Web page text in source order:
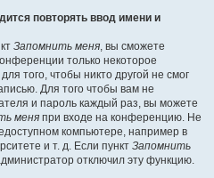
повторять ввод имени и
Запомнить меня, вы сможете
только некоторое
того, чтобы никто другой не смог
Для того чтобы вам не
и пароль каждый раз, вы можете
меня при входе на конференцию. Не
компьютере, например в
и т. д. Если пункт Запомнить
отключил эту функцию.